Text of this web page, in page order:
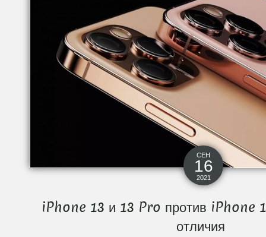
СЕН
16
2021
iPhone 13 и 13 Pro против iPhone
отличия